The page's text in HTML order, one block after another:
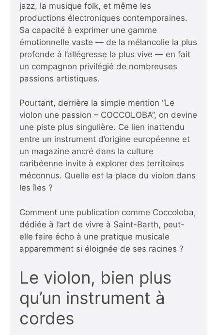
jazz, la musique folk, et même les
productions électroniques contemporaines.
Sa capacité à exprimer une gamme
émotionnelle vaste — de la mélancolie la plus
profonde à l’allégresse la plus vive — en fait
un compagnon privilégié de nombreuses
passions artistiques.
Pourtant, derrière la simple mention “Le
violon une passion – COCCOLOBA”, on devine
une piste plus singulière. Ce lien inattendu
entre un instrument d’origine européenne et
un magazine ancré dans la culture
caribéenne invite à explorer des territoires
méconnus. Quelle est la place du violon dans
les îles ?
Comment une publication comme Coccoloba,
dédiée à l’art de vivre à Saint-Barth, peut-
elle faire écho à une pratique musicale
apparemment si éloignée de ses racines ?
Le violon, bien plus
qu’un instrument à
cordes